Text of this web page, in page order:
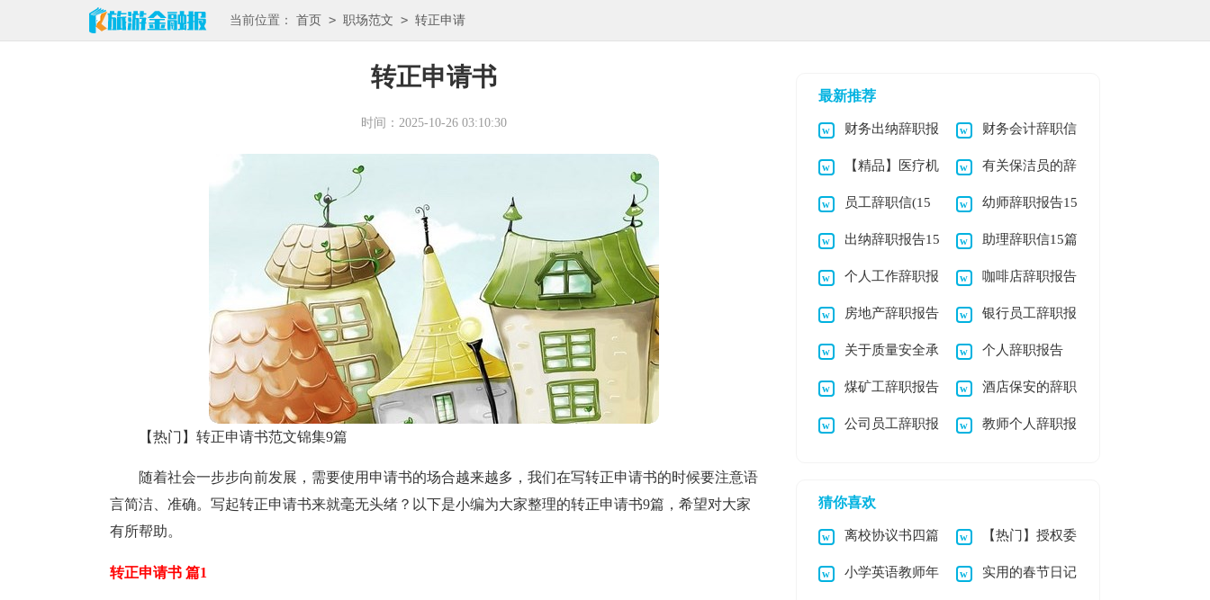
当前位置： 首页 > 职场范文 > 转正申请
转正申请书
时间：2025-10-26 03:10:30
【热门】转正申请书范文锦集9篇
随着社会一步步向前发展，需要使用申请书的场合越来越多，我们在写转正申请书的时候要注意语
言简洁、准确。写起转正申请书来就毫无头绪？以下是小编为大家整理的转正申请书9篇，希望对大家
有所帮助。
转正申请书 篇1
最新推荐
财务出纳辞职报
告
财务会计辞职信
12篇
【精品】医疗机
构承诺书三篇
有关保洁员的辞
职报告3篇
员工辞职信(15
篇)
幼师辞职报告15
篇
出纳辞职报告15
篇
助理辞职信15篇
个人工作辞职报
告
咖啡店辞职报告
房地产辞职报告 银行员工辞职报
告(15篇)
关于质量安全承
诺书汇编九篇
个人辞职报告
(通用15篇)
煤矿工辞职报告 酒店保安的辞职
报告锦集8篇
公司员工辞职报 教师个人辞职报
猜你喜欢
离校协议书四篇 【热门】授权委
托书七篇
小学英语教师年 实用的春节日记